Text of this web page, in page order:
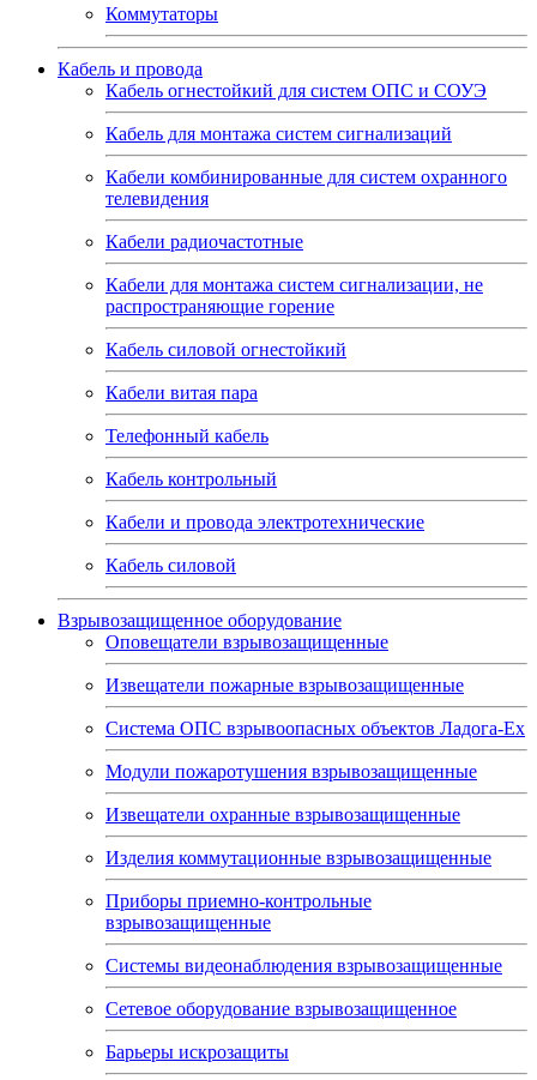
Коммутаторы
Кабель и провода
Кабель огнестойкий для систем ОПС и СОУЭ
Кабель для монтажа систем сигнализаций
Кабели комбинированные для систем охранного
телевидения
Кабели радиочастотные
Кабели для монтажа систем сигнализации, не
распространяющие горение
Кабель силовой огнестойкий
Кабели витая пара
Телефонный кабель
Кабель контрольный
Кабели и провода электротехнические
Кабель силовой
Взрывозащищенное оборудование
Оповещатели взрывозащищенные
Извещатели пожарные взрывозащищенные
Система ОПС взрывоопасных объектов Ладога-Ex
Модули пожаротушения взрывозащищенные
Извещатели охранные взрывозащищенные
Изделия коммутационные взрывозащищенные
Приборы приемно-контрольные
взрывозащищенные
Системы видеонаблюдения взрывозащищенные
Сетевое оборудование взрывозащищенное
Барьеры искрозащиты